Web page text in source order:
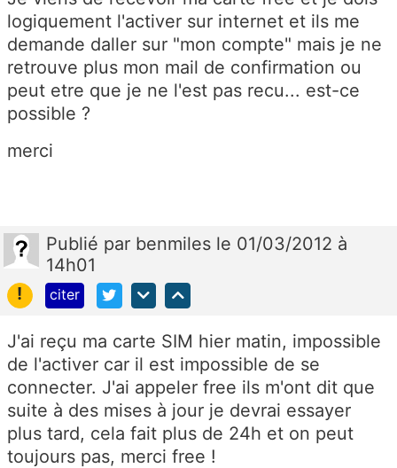
logiquement l'activer sur internet et ils me
demande daller sur "mon compte" mais je ne
retrouve plus mon mail de confirmation ou
peut etre que je ne l'est pas recu... est-ce
possible ?
merci
Publié par benmiles le 01/03/2012 à
14h01
!
citer
J'ai reçu ma carte SIM hier matin, impossible
de l'activer car il est impossible de se
connecter. J'ai appeler free ils m'ont dit que
suite à des mises à jour je devrai essayer
plus tard, cela fait plus de 24h et on peut
toujours pas, merci free !